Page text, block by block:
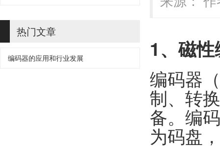
热门文章
编码器的应用和行业发展 1、磁
编码器
制、转
备。编
为码盘